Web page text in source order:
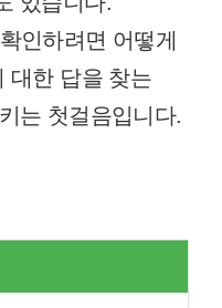
인하려면 어떻게
대한 답을 찾는
는 첫걸음입니다.